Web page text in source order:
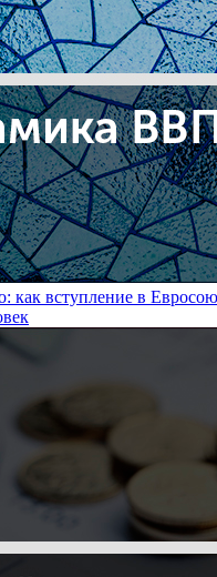
как вступление в